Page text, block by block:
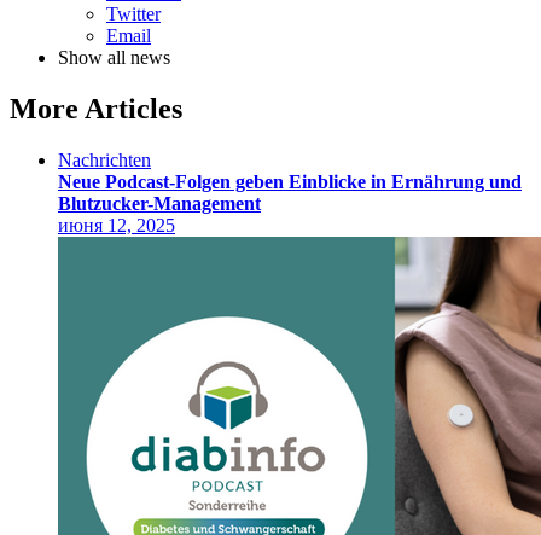
Twitter
Email
Show all news
More Articles
Nachrichten
Neue Podcast-Folgen geben Einblicke in Ernährung und
Blutzucker-Management
июня 12, 2025